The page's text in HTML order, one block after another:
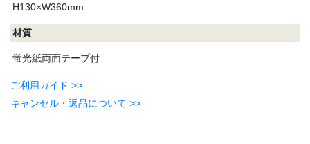
H130×W360mm
材質
蛍光紙両面テープ付
ご利用ガイド >>
キャンセル・返品について >>